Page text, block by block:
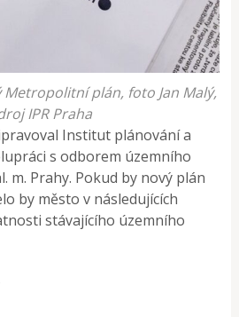
Metropolitní plán, foto Jan Malý,
IPR Praha
Institut plánování a
s odborem územního
m. Prahy. Pokud by nový plán
by město v následujících
stávajícího územního